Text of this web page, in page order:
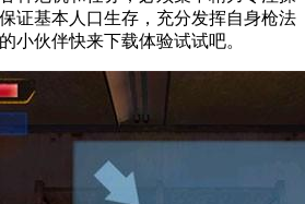
证基本人口生存，充分发挥自身枪法
小伙伴快来下载体验试试吧。